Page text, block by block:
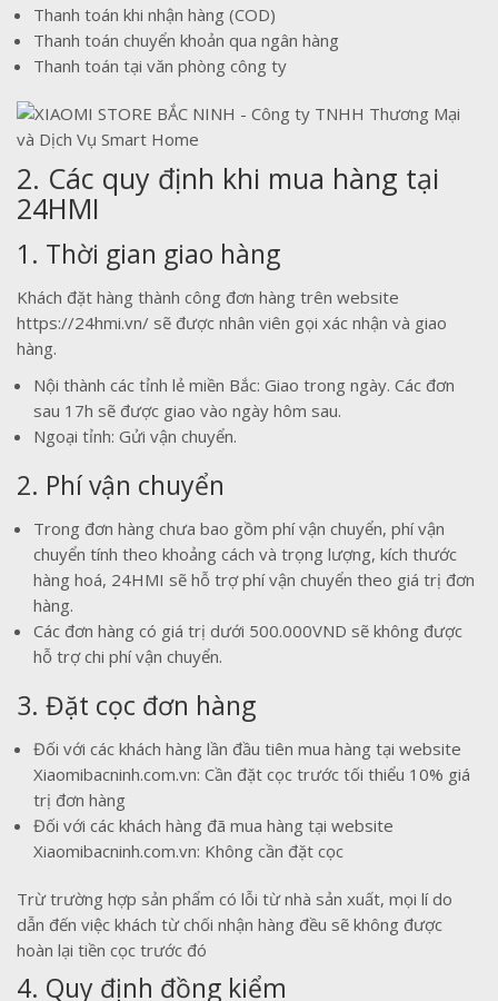
Thanh toán khi nhận hàng (COD)
Thanh toán chuyển khoản qua ngân hàng
Thanh toán tại văn phòng công ty
2. Các quy định khi mua hàng tại
24HMI
1. Thời gian giao hàng
Khách đặt hàng thành công đơn hàng trên website
https://24hmi.vn/ sẽ được nhân viên gọi xác nhận và giao
hàng.
Nội thành các tỉnh lẻ miền Bắc: Giao trong ngày. Các đơn
sau 17h sẽ được giao vào ngày hôm sau.
Ngoại tỉnh: Gửi vận chuyển.
2. Phí vận chuyển
Trong đơn hàng chưa bao gồm phí vận chuyển, phí vận
chuyển tính theo khoảng cách và trọng lượng, kích thước
hàng hoá, 24HMI sẽ hỗ trợ phí vận chuyển theo giá trị đơn
hàng.
Các đơn hàng có giá trị dưới 500.000VND sẽ không được
hỗ trợ chi phí vận chuyển.
3. Đặt cọc đơn hàng
Đối với các khách hàng lần đầu tiên mua hàng tại website
Xiaomibacninh.com.vn: Cần đặt cọc trước tối thiểu 10% giá
trị đơn hàng
Đối với các khách hàng đã mua hàng tại website
Xiaomibacninh.com.vn: Không cần đặt cọc
Trừ trường hợp sản phẩm có lỗi từ nhà sản xuất, mọi lí do
dẫn đến việc khách từ chối nhận hàng đều sẽ không được
hoàn lại tiền cọc trước đó
4. Quy định đồng kiểm